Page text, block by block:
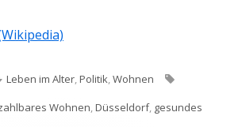
Kategorien
Leben im Alter,Politik,Wohnen
Wohnen,Düsseldorf, gesundes